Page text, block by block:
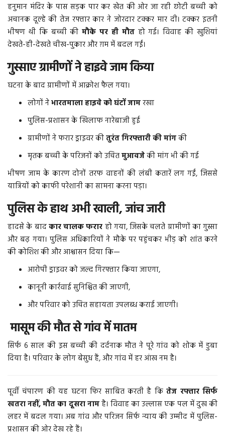
बिहार
संस्कृति, धर्म और आस्था
राशिफल
हनुमान मंदिर के पास सड़क पार कर खेत की ओर जा रही छोटी बच्ची को
अचानक दूल्हे की तेज रफ्तार कार ने जोरदार टक्कर मार दी। टक्कर इतनी
भीषण थी कि बच्ची कीमौके पर ही मौतहो गई। विवाह की खुशियां
देखते-ही-देखते चीख-पुकार और ग़म में बदल गईं।
गुस्साए ग्रामीणों ने हाइवे जाम किया
घटना के बाद ग्रामीणों में आक्रोश फैल गया।
लोगों नेभारतमाला हाइवे को घंटों जामरखा
पुलिस-प्रशासन के खिलाफ नारेबाजी हुई
ग्रामीणों ने फरार ड्राइवर कीतुरंत गिरफ्तारी की मांगकी
मृतक बच्ची के परिजनों को उचितमुआवजेकी मांग भी की गई
भीषण जाम के कारण दोनों तरफ वाहनों की लंबी कतारें लग गईं, जिससे
यात्रियों को काफी परेशानी का सामना करना पड़ा।
पुलिस के हाथ अभी खाली, जांच जारी
हादसे के बादकार चालक फरार हो गया, जिसके चलते ग्रामीणों का गुस्सा
और बढ़ गया। पुलिस अधिकारियों ने मौके पर पहुंचकर भीड़ को शांत करने
की कोशिश की और आश्वासन दिया कि—
आरोपी ड्राइवर को जल्द गिरफ्तार किया जाएगा,
कानूनी कार्रवाई सुनिश्चित की जाएगी,
और परिवार को उचित सहायता उपलब्ध कराई जाएगी।
मासूम की मौत से गांव में मातम
सिर्फ 6 साल की इस बच्ची की दर्दनाक मौत ने पूरे गांव को शोक में डुबा
दिया है। परिवार के लोग बेसुध हैं, और गांव में हर आंख नम है।
पूर्वी चंपारण की यह घटना फिर साबित करती है कितेज रफ्तार सिर्फ
खतरा नहीं, मौत का दूसरा नामहै। विवाह का उल्लास एक पल में दुख की
लहर में बदल गया। अब गांव और परिजन सिर्फ न्याय की उम्मीद में पुलिस-
प्रशासन की ओर देख रहे हैं।